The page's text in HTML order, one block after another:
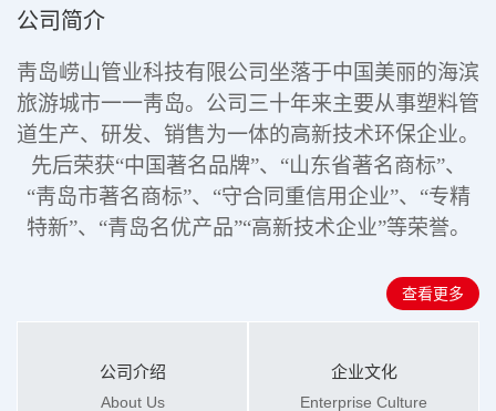
公司简介
靑岛崂山管业科技有限公司坐落于中国美丽的海滨
旅游城市一一靑岛。公司三十年来主要从事塑料管
道生产、研发、销售为一体的高新技术环保企业。
先后荣获“中国著名品牌”、“山东省著名商标”、
“靑岛市著名商标”、“守合同重信用企业”、“专精
特新”、“青岛名优产品”“高新技术企业”等荣誉。
查看更多
公司介绍
About Us
企业文化
Enterprise Culture